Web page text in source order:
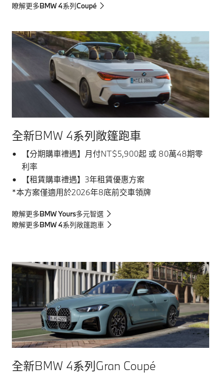
瞭解更多BMW 4系列Coupé
全新BMW 4系列敞篷跑車
【分期購車禮遇】月付NT$5,900起 或 80萬48期零
利率
【租賃購車禮遇】3年租賃優惠方案
*本方案僅適用於2026年8底前交車領牌
瞭解更多BMW Yours多元智選
瞭解更多BMW 4系列敞篷跑車
全新BMW 4系列Gran Coupé